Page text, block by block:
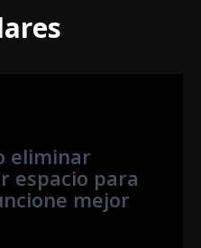
eliminar
espacio para
mejor